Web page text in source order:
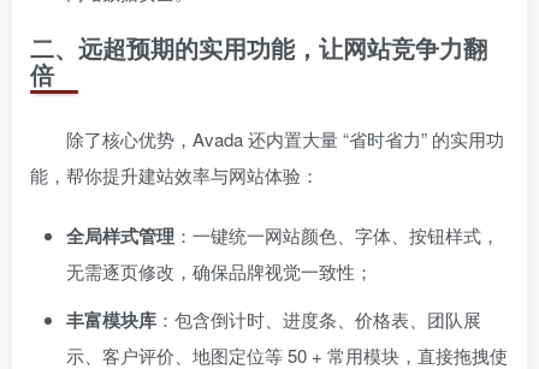
二、远超预期的实用功能，让网站竞争力翻
倍
除了核心优势，Avada 还内置大量 “省时省力” 的实用功
能，帮你提升建站效率与网站体验：
全局样式管理 ：一键统一网站颜色、字体、按钮样式，
无需逐页修改，确保品牌视觉一致性；
丰富模块库 ：包含倒计时、进度条、价格表、团队展
示、客户评价、地图定位等 50 + 常用模块，直接拖拽使